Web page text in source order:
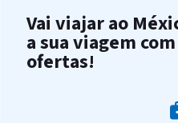
Vai viajar ao
a sua viagem
ofertas!